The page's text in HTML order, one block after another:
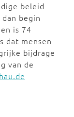
beleid
begin
is 74
dat mensen
bijdrage
van de